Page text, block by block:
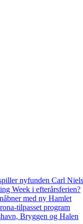
nyfunden Carl
Week i efterårsferien?
med ny Hamlet
tilpasset program
Bryggen og Halen